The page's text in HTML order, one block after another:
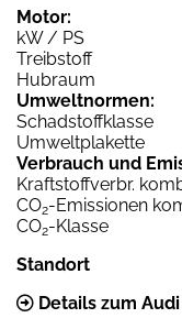
Motor:
kW / PS
Treibstoff
Hubraum
Umweltnormen:
Schadstoffklasse
Umweltplakette
Verbrauch und
Kraftstoffverbr.
CO2-Emissionen
CO2-Klasse
Standort
Details zum